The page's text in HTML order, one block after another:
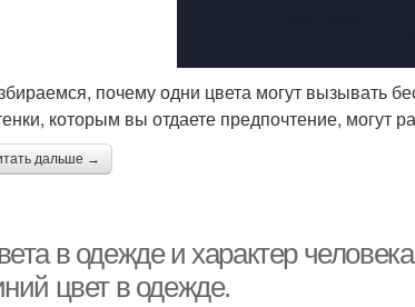
почему одни цвета могут вызывать
которым вы отдаете предпочтение, могут
дальше →
в одежде и характер
цвет в одежде.